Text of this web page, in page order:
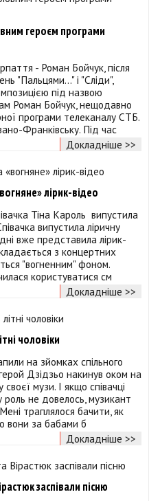
героєм програми
- Роман Бойчук, після
"Пальцями..." і "Сліди",
під назвою
Роман Бойчук, нещодавно
програми телеканалу СТБ.
Франківську. Під час
Докладніше >>
лірик-відео
Тіна Кароль випустила
випустила ліричну
вже представила лірик-
з концертних
"вогненним" фоном.
користуватися см
Докладніше >>
чоловіки
на зйомках спільного
Дзідзьо накинув оком на
музи. І якщо співачці
не довелось, музикант
траплялося бачити, як
вони за бабами б
Докладніше >>
заспівали пісню